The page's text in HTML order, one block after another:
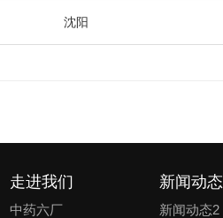
沈阳
走进我们
中药六厂
新闻动态
新闻动态2